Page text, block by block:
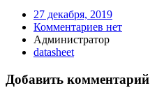
27 декабря, 2019
Комментариев нет
Администратор
datasheet
Добавить комментарий